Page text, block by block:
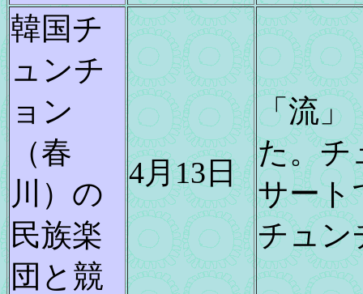
韓国チ
ュンチ
ョン
（春
川）の
民族楽
団と競
4月13日
「流
た。チ
サート
チュン